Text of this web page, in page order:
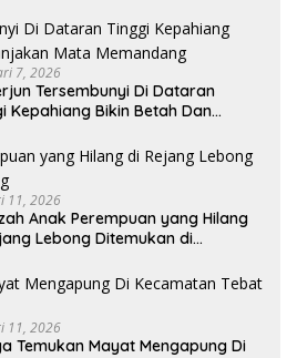
7, 2026
Tersembunyi Di Dataran
Kepahiang Bikin Betah Dan
11, 2026
Anak Perempuan yang Hilang
Lebong Ditemukan di
11, 2026
Temukan Mayat Mengapung Di